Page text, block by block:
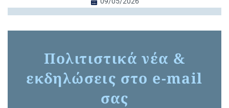
Πολιτιστικά νέα &
εκδηλώσεις στο e-mail
σας